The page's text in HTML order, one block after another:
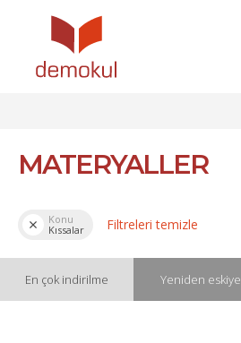
MATERYALLER
Konu
Kıssalar
Filtreleri temizle
En çok indirilme Yeniden eskiye